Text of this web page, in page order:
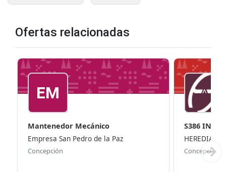
Ofertas relacionadas
EM
Mantenedor Mecánico
Empresa San Pedro de la Paz
Concepción
S386
MATE...
HEREDIA ^
Concepción